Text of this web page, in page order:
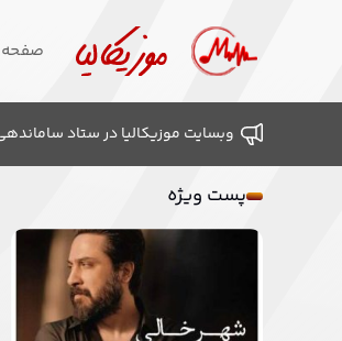
وبسایت موزیکالیا در ستاد
پست ویژه